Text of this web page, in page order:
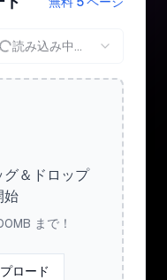
読み込み中...
グ＆ドロップ
始
まで！
ロード